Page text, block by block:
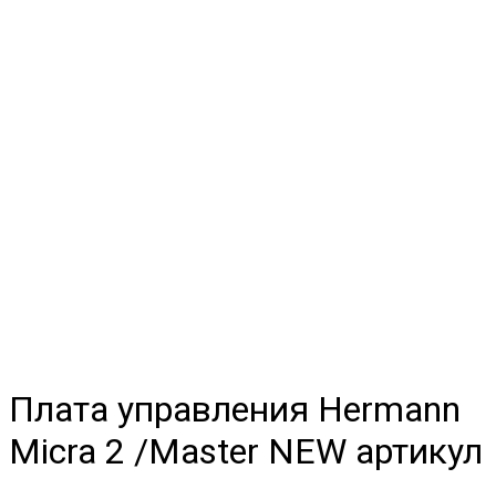
Плата управления Hermann
Micra 2 /Master NEW артикул